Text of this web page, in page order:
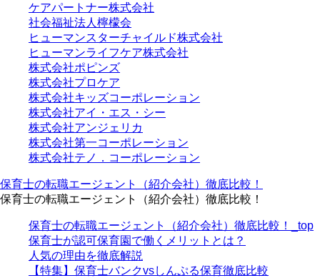
ケアパートナー株式会社
社会福祉法人檸檬会
ヒューマンスターチャイルド株式会社
ヒューマンライフケア株式会社
株式会社ポピンズ
株式会社プロケア
株式会社キッズコーポレーション
株式会社アイ・エス・シー
株式会社アンジェリカ
株式会社第一コーポレーション
株式会社テノ．コーポレーション
保育士の転職エージェント（紹介会社）徹底比較！
保育士の転職エージェント（紹介会社）徹底比較！
保育士の転職エージェント（紹介会社）徹底比較！_top
保育士が認可保育園で働くメリットとは？
人気の理由を徹底解説
【特集】保育士バンクvsしんぷる保育徹底比較